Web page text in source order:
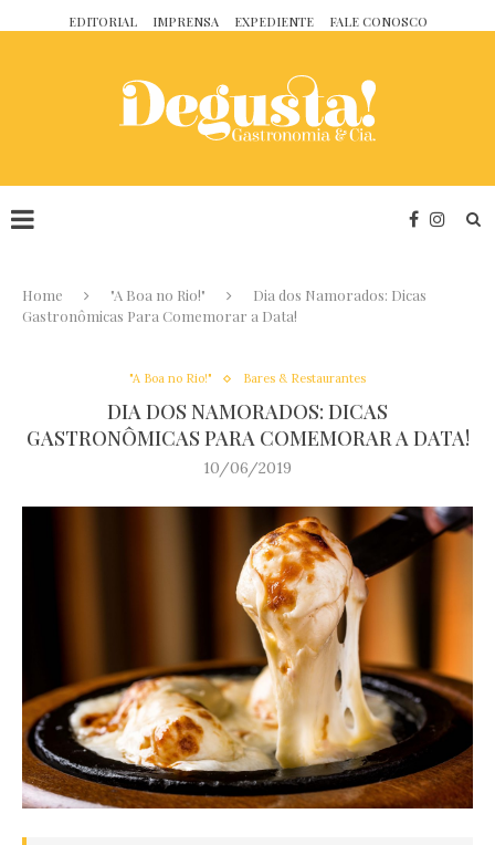
EDITORIAL IMPRENSA EXPEDIENTE FALE CONOSCO
Home "A Boa no Rio!"
Dia dos Namorados: Dicas
Gastronômicas Para Comemorar a Data!
"A Boa no Rio!" Bares & Restaurantes
DIA DOS NAMORADOS: DICAS
GASTRONÔMICAS PARA COMEMORAR A DATA!
10/06/2019